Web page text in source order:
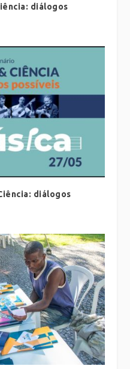
diálogos
diálogos